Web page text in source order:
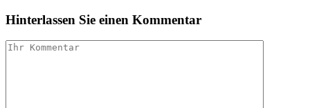
Hinterlassen Sie einen Kommentar